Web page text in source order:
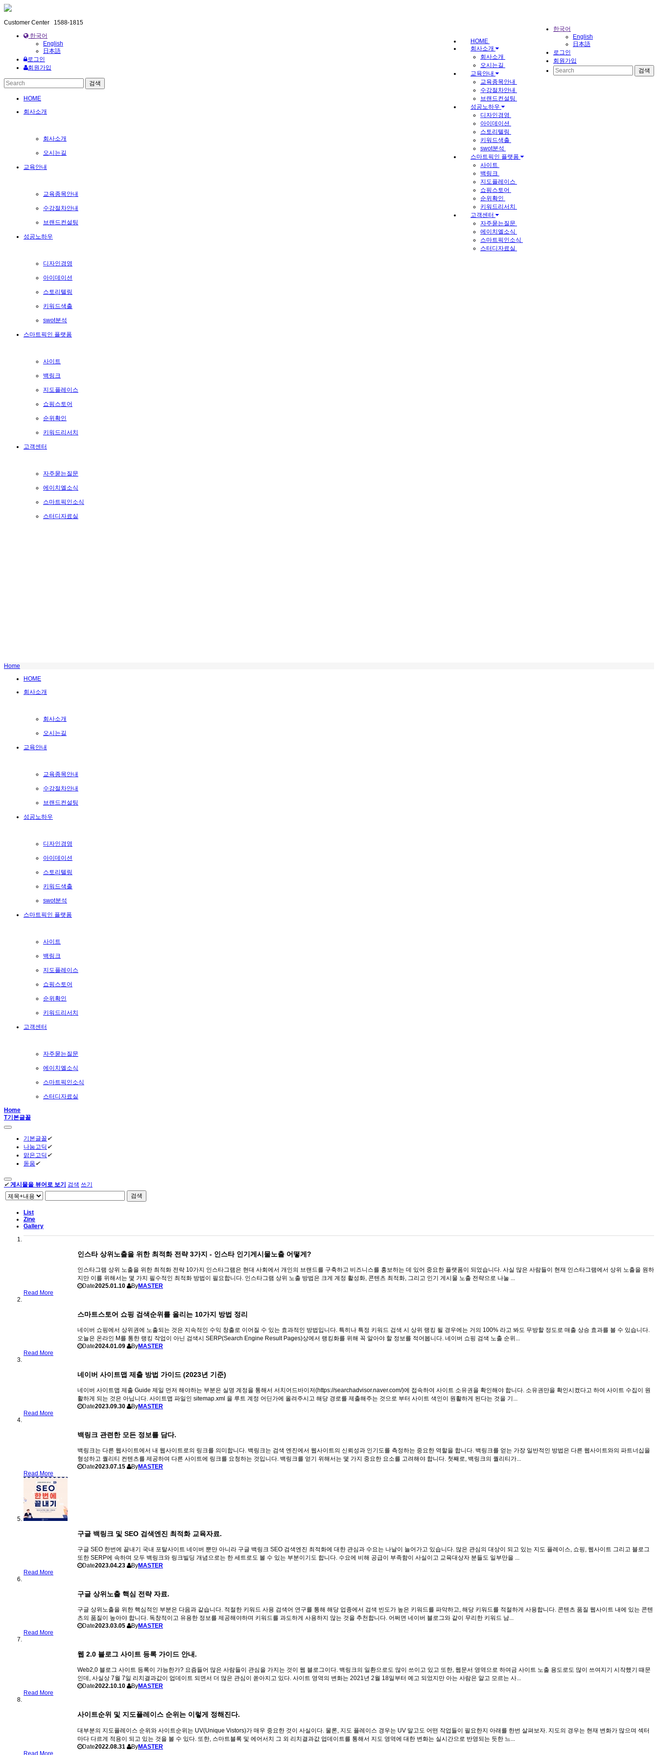
한국어
English
日本語
로그인
회원가입
Customer Center 1588-1815
HOME
회사소개
회사소개
오시는길
교육안내
교육종목안내
수강절차안내
브랜드컨설팅
성공노하우
디자인경영
아이데이션
스토리텔링
키워드색출
swot분석
스마트픽인 플랫폼
사이트
백링크
지도플레이스
쇼핑스토어
순위확인
키워드리서치
고객센터
자주묻는질문
에이치엘소식
스마트픽인소식
스터디자료실
한국어
English
日本語
로그인
회원가입
HOME
회사소개
회사소개
오시는길
교육안내
교육종목안내
수강절차안내
브랜드컨설팅
성공노하우
디자인경영
아이데이션
스토리텔링
키워드색출
swot분석
스마트픽인 플랫폼
사이트
백링크
지도플레이스
쇼핑스토어
순위확인
키워드리서치
고객센터
자주묻는질문
에이치엘소식
스마트픽인소식
스터디자료실
Home
HOME
회사소개
회사소개
오시는길
교육안내
교육종목안내
수강절차안내
브랜드컨설팅
성공노하우
디자인경영
아이데이션
스토리텔링
키워드색출
swot분석
스마트픽인 플랫폼
사이트
백링크
지도플레이스
쇼핑스토어
순위확인
키워드리서치
고객센터
자주묻는질문
에이치엘소식
스마트픽인소식
스터디자료실
Home
T기본글꼴
기본글꼴 ✔
나눔고딕 ✔
맑은고딕 ✔
돋움 ✔
✔ 게시물을 뷰어로 보기 검색 쓰기
검색
List
Zine
Gallery
인스타 상위노출을 위한 최적화 전략 3가지 - 인스타 인기게시물노출 어떻게?
인스타그램 상위 노출을 위한 최적화 전략 10가지 인스타그램은 현대 사회에서 개인의 브랜드를 구축하고 비즈니스를 홍보하는 데 있어 중요한 플랫폼이 되었습니다. 사실 많은 사람들이 현재 인스타그램에서 상위 노출을 원하
지만 이를 위해서는 몇 가지 필수적인 최적화 방법이 필요합니다. 인스타그램 상위 노출 방법은 크게 계정 활성화, 콘텐츠 최적화, 그리고 인기 게시물 노출 전략으로 나눌 ...
Date2025.01.10 ByMASTER
Read More
스마트스토어 쇼핑 검색순위를 올리는 10가지 방법 정리
네이버 쇼핑에서 상위권에 노출되는 것은 지속적인 수익 창출로 이어질 수 있는 효과적인 방법입니다. 특히나 특정 키워드 검색 시 상위 랭킹 될 경우에는 거의 100% 라고 봐도 무방할 정도로 매출 상승 효과를 볼 수 있습니다.
오늘은 온라인 M를 통한 랭킹 작업이 아닌 검색시 SERP(Search Engine Result Pages)상에서 랭킹화를 위해 꼭 알아야 할 정보를 적어봅니다. 네이버 쇼핑 검색 노출 순위...
Date2024.01.09 ByMASTER
Read More
네이버 사이트맵 제출 방법 가이드 (2023년 기준)
네이버 사이트맵 제출 Guide 제일 먼저 해야하는 부분은 실명 계정을 통해서 서치어드바이저(https://searchadvisor.naver.com/)에 접속하여 사이트 소유권을 확인해야 합니다. 소유권만을 확인시켰다고 하여 사이트 수집이 원
활하게 되는 것은 아닙니다. 사이트맵 파일인 sitemap.xml 을 루트 계정 어딘가에 올려주시고 해당 경로를 제출해주는 것으로 부터 사이트 색인이 원활하게 된다는 것을 기...
Date2023.09.30 ByMASTER
Read More
백링크 관련한 모든 정보를 담다.
백링크는 다른 웹사이트에서 내 웹사이트로의 링크를 의미합니다. 백링크는 검색 엔진에서 웹사이트의 신뢰성과 인기도를 측정하는 중요한 역할을 합니다. 백링크를 얻는 가장 일반적인 방법은 다른 웹사이트와의 파트너십을
형성하고 퀄리티 컨텐츠를 제공하여 다른 사이트에 링크를 요청하는 것입니다. 백링크를 얻기 위해서는 몇 가지 중요한 요소를 고려해야 합니다. 첫째로, 백링크의 퀄리티가...
Date2023.07.15 ByMASTER
Read More
구글 백링크 및 SEO 검색엔진 최적화 교육자료.
구글 SEO 한번에 끝내기 국내 포탈사이트 네이버 뿐만 아니라 구글 백링크 SEO 검색엔진 최적화에 대한 관심과 수요는 나날이 늘어가고 있습니다. 많은 관심의 대상이 되고 있는 지도 플레이스, 쇼핑, 웹사이트 그리고 블로그
또한 SERP에 속하며 모두 백링크와 링크빌딩 개념으로는 한 세트로도 볼 수 있는 부분이기도 합니다. 수요에 비해 공급이 부족함이 사실이고 교육대상자 분들도 일부만을 ...
Date2023.04.23 ByMASTER
Read More
구글 상위노출 핵심 전략 자료.
구글 상위노출을 위한 핵심적인 부분은 다음과 같습니다. 적절한 키워드 사용 검색어 연구를 통해 해당 업종에서 검색 빈도가 높은 키워드를 파악하고, 해당 키워드를 적절하게 사용합니다. 콘텐츠 품질 웹사이트 내에 있는 콘텐
츠의 품질이 높아야 합니다. 독창적이고 유용한 정보를 제공해야하며 키워드를 과도하게 사용하지 않는 것을 추천합니다. 어쩌면 네이버 블로그와 같이 무리한 키워드 남...
Date2023.03.05 ByMASTER
Read More
웹 2.0 블로그 사이트 등록 가이드 안내.
Web2,0 블로그 사이트 등록이 가능한가? 요즘들어 많은 사람들이 관심을 가지는 것이 웹 블로그이다. 백링크의 일환으로도 많이 쓰이고 있고 또한, 웹문서 영역으로 하여금 사이트 노출 용도로도 많이 쓰여지기 시작했기 때문
인데, 사실상 7월 7일 리치결과값이 업데이트 되면서 더 많은 관심이 쏟아지고 있다. 사이트 영역의 변화는 2021년 2월 18일부터 예고 되었지만 아는 사람은 알고 모르는 사...
Date2022.10.10 ByMASTER
Read More
사이트순위 및 지도플레이스 순위는 이렇게 정해진다.
대부분의 지도플레이스 순위와 사이트순위는 UV(Unique Vistors)가 매우 중요한 것이 사실이다. 물론, 지도 플레이스 경우는 UV 말고도 어떤 작업들이 필요한지 아래를 한번 살펴보자. 지도의 경우는 현재 변화가 많으며 섹터
마다 다르게 적용이 되고 있는 것을 볼 수 있다. 또한, 스마트블록 및 에어서치 그 외 리치결과값 업데이트를 통해서 지도 영역에 대한 변화는 실시간으로 반영되는 듯한 느...
Date2022.08.31 ByMASTER
Read More